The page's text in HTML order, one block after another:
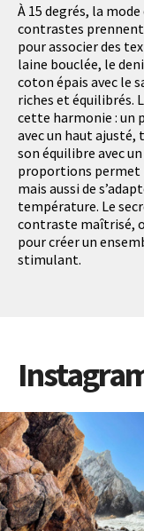
À 15 degrés, la
contrastes
pour associer des
laine bouclée, le
coton épais avec le
riches et équilibrés.
cette harmonie : un
avec un haut ajusté,
son équilibre avec
proportions permet
mais aussi de
température. Le
contraste maîtrisé,
pour créer un
stimulant.